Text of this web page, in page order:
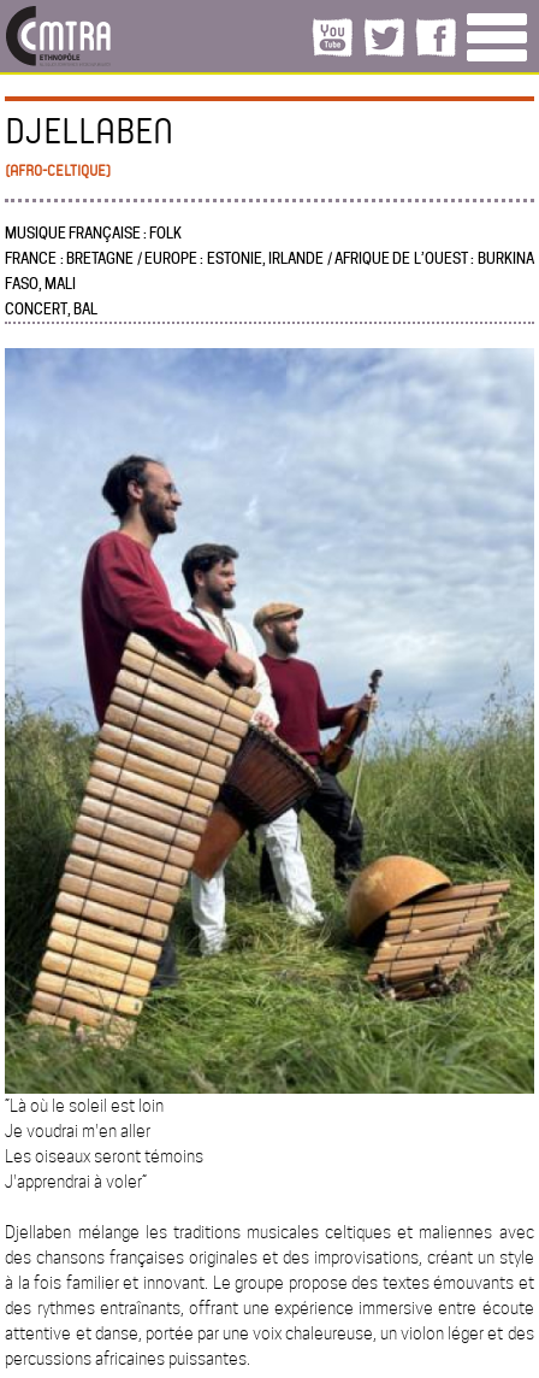
DJELLABEN
(AFRO-CELTIQUE)
MUSIQUE FRANÇAISE : FOLK
FRANCE : BRETAGNE / EUROPE : ESTONIE, IRLANDE / AFRIQUE DE L’OUEST : BURKINA
FASO, MALI
CONCERT, BAL
“Là où le soleil est loin
Je voudrai m'en aller
Les oiseaux seront témoins
J'apprendrai à voler”
Djellaben mélange les traditions musicales celtiques et maliennes avec
des chansons françaises originales et des improvisations, créant un style
à la fois familier et innovant. Le groupe propose des textes émouvants et
des rythmes entraînants, offrant une expérience immersive entre écoute
attentive et danse, portée par une voix chaleureuse, un violon léger et des
percussions africaines puissantes.